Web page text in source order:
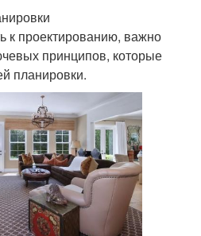
к проектированию, важно
принципов, которые
планировки.